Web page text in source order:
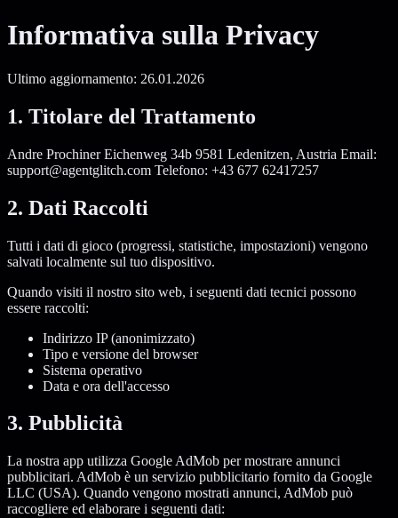
Informativa sulla Privacy
Ultimo aggiornamento: 26.01.2026
1. Titolare del Trattamento
Andre Prochiner Eichenweg 34b 9581 Ledenitzen, Austria Email:
support@agentglitch.com Telefono: +43 677 62417257
2. Dati Raccolti
Tutti i dati di gioco (progressi, statistiche, impostazioni) vengono
salvati localmente sul tuo dispositivo.
Quando visiti il nostro sito web, i seguenti dati tecnici possono
essere raccolti:
Indirizzo IP (anonimizzato)
Tipo e versione del browser
Sistema operativo
Data e ora dell'accesso
3. Pubblicità
La nostra app utilizza Google AdMob per mostrare annunci
pubblicitari. AdMob è un servizio pubblicitario fornito da Google
LLC (USA). Quando vengono mostrati annunci, AdMob può
raccogliere ed elaborare i seguenti dati: